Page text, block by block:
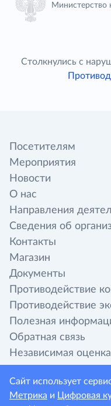
Министерство
Столкнулись с
Посетителям
Мероприятия
Новости
О нас
Направления
Сведения об
Контакты
Магазин
Документы
Противодействие
Противодействие
Полезная
Обратная связь
Независимая
Сайт использует
Метрика и Цифровая